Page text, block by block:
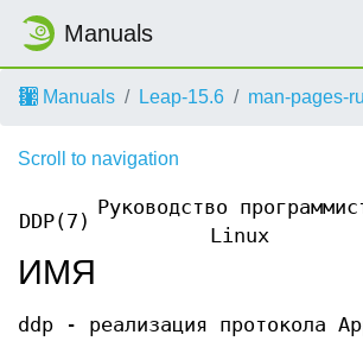
Manuals
Manuals Leap-15.6 man-pages-ru
Scroll to navigation
DDP(7)
Руководство
Linux
ИМЯ
ddp - реализация протокола